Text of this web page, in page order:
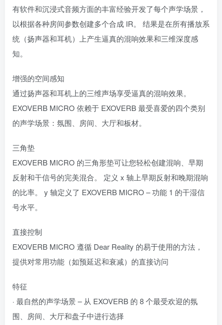
有软件和沉浸式音频方面的丰富经验开发了每个声学场景，
以根据各种房间参数创建多个合成 IR。 结果是在所有播放系
统（扬声器和耳机）上产生逼真的混响效果和三维深度感
知。
增强的空间感知
通过扬声器和耳机上的三维声场享受逼真的混响效果。
EXOVERB MICRO 依赖于 EXOVERB 最受喜爱的四个类别
的声学场景：氛围、房间、大厅和板材。
三角垫
EXOVERB MICRO 的三角形垫可让您轻松创建混响、早期
反射和干信号的完美混合。 定义 x 轴上早期反射和晚期混响
的比率。 y 轴定义了 EXOVERB MICRO – 功能 1 的干湿信
号水平。
直接控制
EXOVERB MICRO 遵循 Dear Reality 的易于使用的方法，
提供对常用功能（如预延迟和衰减）的直接访问
特征
· 最自然的声学场景 – 从 EXOVERB 的 8 个最受欢迎的氛
围、房间、大厅和盘子中进行选择